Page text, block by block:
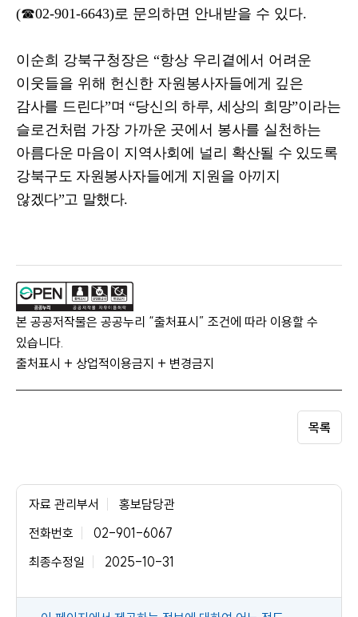
(☎02-901-6643)로 문의하면 안내받을 수 있다.
이순희 강북구청장은 “항상 우리곁에서 어려운
이웃들을 위해 헌신한 자원 봉사자들에게 깊은
감사를 드린다”며“당신의 하루, 세상의 희망”이라는
슬로건처럼 가장 가까운 곳에서 봉사를 실천하는
아름다운 마음이 지역사회에
널리 확산될 수 있도록
강북구도 자원봉사자들에게 지원을 아끼지
않겠다”고 말했다.
본 공공저작물은 공공누리 “출처표시” 조건에 따라 이용할 수
있습니다.
출처표시 + 상업적이용금지 + 변경금지
목록
자료 관리부서
홍보담당관
전화번호
02-901-6067
최종수정일
2025-10-31